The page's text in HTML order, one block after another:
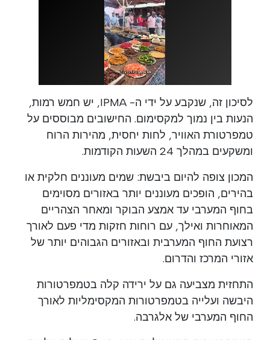
לסיכון זה, שנקבע על ידי ה- IPMA, יש חמש רמות,
הנעות בין נמוך למקסימום. החישובים מבוססים על
טמפרטורת האוויר, לחות יחסית, מהירות הרוח
ומשקעים במהלך 24 השעות הקודמות.
המכון צופה להיום ביבשת: שמים מעוננים חלקית או
בהירים, הופכים מעוננים יותר באזורים מסוימים
בחוף המערבי עד אמצע הבוקר ומאחר הצהריים
המאוחרות ואילך, עם רוחות חזקות מדי פעם לאורך
רצועת החוף המערבית ובאזורים הגבוהים יותר של
אזורי המרכז והדרום.
התחזית מצביעה גם על ירידה קלה בטמפרטורות
היבשה ועלייה בטמפרטורות המקסימליות לאורך
החוף המערבי של אלגרבה.